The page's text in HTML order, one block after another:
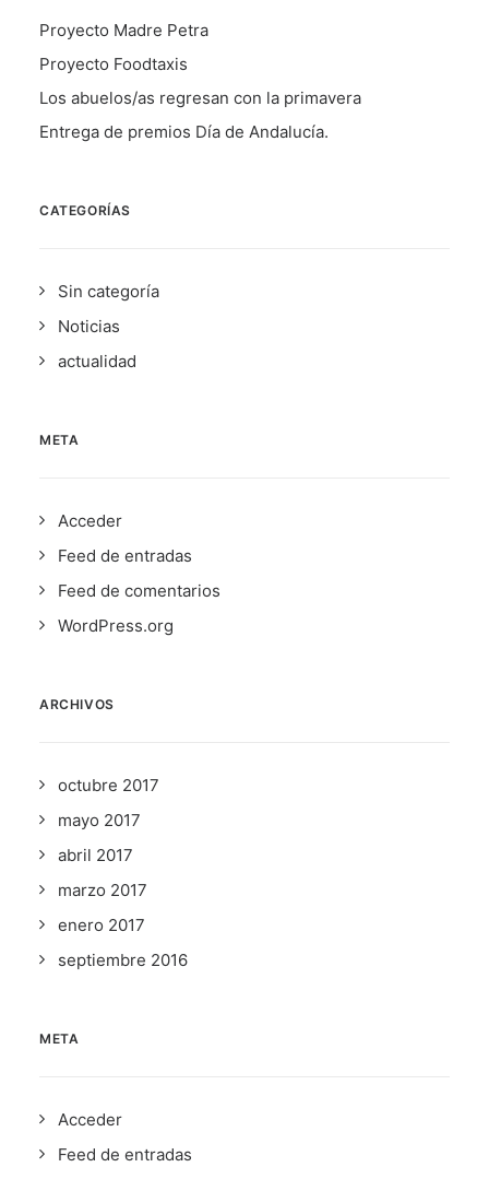
Proyecto Madre Petra
Proyecto Foodtaxis
Los abuelos/as regresan con la primavera
Entrega de premios Día de Andalucía.
CATEGORÍAS
Sin categoría
Noticias
actualidad
META
Acceder
Feed de entradas
Feed de comentarios
WordPress.org
ARCHIVOS
octubre 2017
mayo 2017
abril 2017
marzo 2017
enero 2017
septiembre 2016
META
Acceder
Feed de entradas